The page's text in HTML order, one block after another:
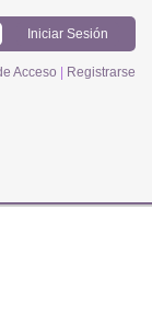
Acceso Registrarse